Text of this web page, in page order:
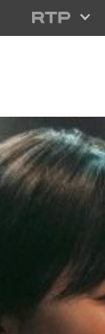
principal